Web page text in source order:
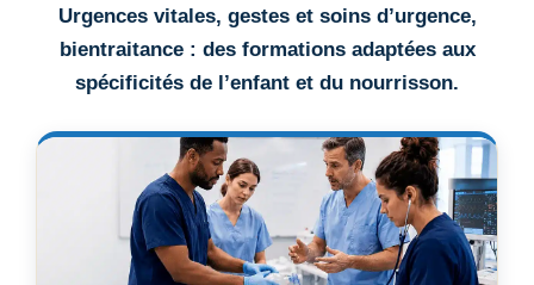
Urgences vitales, gestes et soins d’urgence,
bientraitance : des formations adaptées aux
spécificités de l’enfant et du nourrisson.